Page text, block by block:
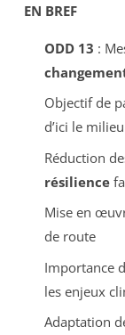
EN BREF
ODD 13 :
Objectif de
d’ici le
Réduction
résilience
Mise en
de route
Importance
les enjeux
Adaptation